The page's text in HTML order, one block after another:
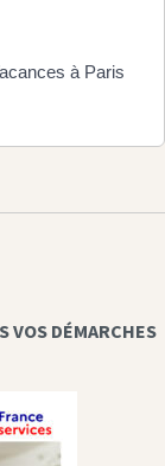
à Paris
VOS DÉMARCHES